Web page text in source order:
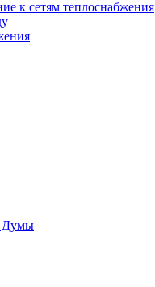
к сетям теплоснабжения
Думы